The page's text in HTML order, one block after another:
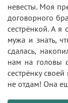
невесты. Моя
договорного
сестрёнкой. А я
мужа и знать,
сдалась,
нам на головы
сестрёнку
не отдам! Она